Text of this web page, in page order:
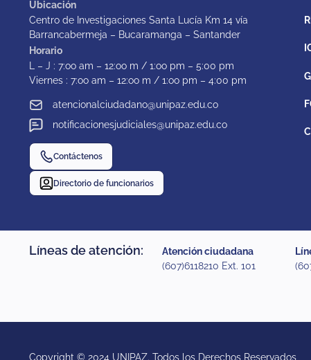
Ubicación
Centro de Investigaciones Santa Lucía Km 14 vía
Barrancabermeja – Bucaramanga – Santander
Horario
L – J : 7:oo am – 12:oo m / 1:oo pm – 5:00 pm
Viernes : 7:oo am – 12:oo m / 1:oo pm – 4:00 pm
atencionalciudadano@unipaz.edu.co
notificacionesjudiciales@unipaz.edu.co
Contáctenos
Directorio de funcionarios
Líneas de atención:
Atención ciudadana
(607)6118210 Ext. 101
Copyright © 2024 UNIPAZ. Todos los Derechos Reservados